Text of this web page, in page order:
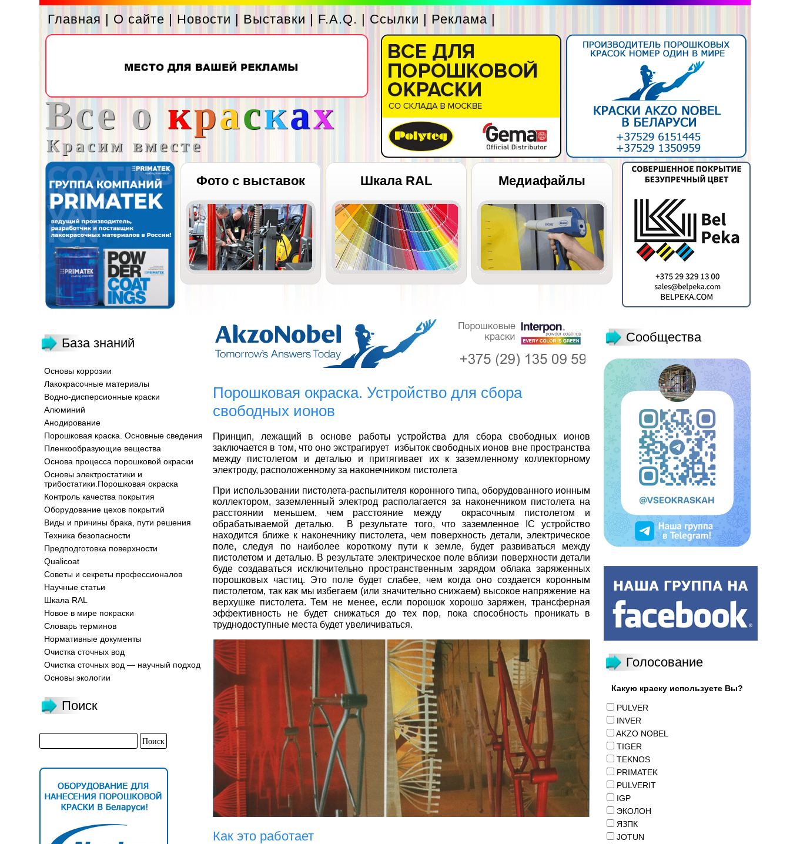
Главная | О сайте | Новости | Выставки | F.A.Q. | Ссылки | Реклама |
Все о красках
Красим вместе
Фото с выставок Шкала RAL Медиафайлы
База знаний
Основы коррозии
Лакокрасочные материалы
Водно-дисперсионные краски
Алюминий
Анодирование
Порошковая краска. Основные сведения
Пленкообразующие вещества
Основа процесса порошковой окраски
Основы электростатики и
трибостатики.Порошковая окраска
Контроль качества покрытия
Оборудование цехов покрытий
Виды и причины брака, пути решения
Техника безопасности
Предподготовка поверхности
Qualicoat
Советы и секреты профессионалов
Научные статьи
Шкала RAL
Новое в мире покраски
Словарь терминов
Нормативные документы
Очистка сточных вод
Очистка сточных вод — научный подход
Основы экологии
Поиск
Порошковая окраска. Устройство для сбора
свободных ионов
Принцип, лежащий в основе работы устройства для сбора свободных ионов
заключается в том, что оно экстрагирует избыток свободных ионов вне пространства
между пистолетом и деталью и притягивает их к заземленному коллекторному
электроду, расположенному за наконечником пистолета
При использовании пистолета-распылителя коронного типа, оборудованного ионным
коллектором, заземленный электрод располагается за наконечником пистолета на
расстоянии меньшем, чем расстояние между окрасочным пистолетом и
обрабатываемой деталью. В результате того, что заземленное IC устройство
находится ближе к наконечнику пистолета, чем поверхность детали, электрическое
поле, следуя по наиболее короткому пути к земле, будет развиваться между
пистолетом и деталью. В результате электрическое поле вблизи поверхности детали
буде создаваться исключительно пространственным зарядом облака заряженных
порошковых частиц. Это поле будет слабее, чем когда оно создается коронным
пистолетом, так как мы избегаем (или значительно снижаем) высокое напряжение на
верхушке пистолета. Тем не менее, если порошок хорошо заряжен, трансферная
эффективность не будет снижаться до тех пор, пока способность проникать в
труднодоступные места будет увеличиваться.
Как это работает
Сообщества
Голосование
Какую краску используете Вы?
PULVER
INVER
AKZO NOBEL
TIGER
TEKNOS
PRIMATEK
PULVERIT
IGP
ЭКОЛОН
ЯЗПК
JOTUN